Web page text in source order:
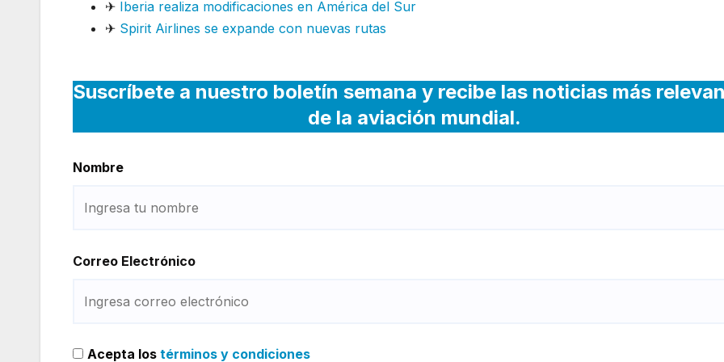
✈ Iberia realiza modificaciones en América del Sur
✈ Spirit Airlines se expande con nuevas rutas
Suscríbete a nuestro boletín semana y recibe las noticias más
de la aviación mundial.
Nombre
Correo Electrónico
Acepta los términos y condiciones